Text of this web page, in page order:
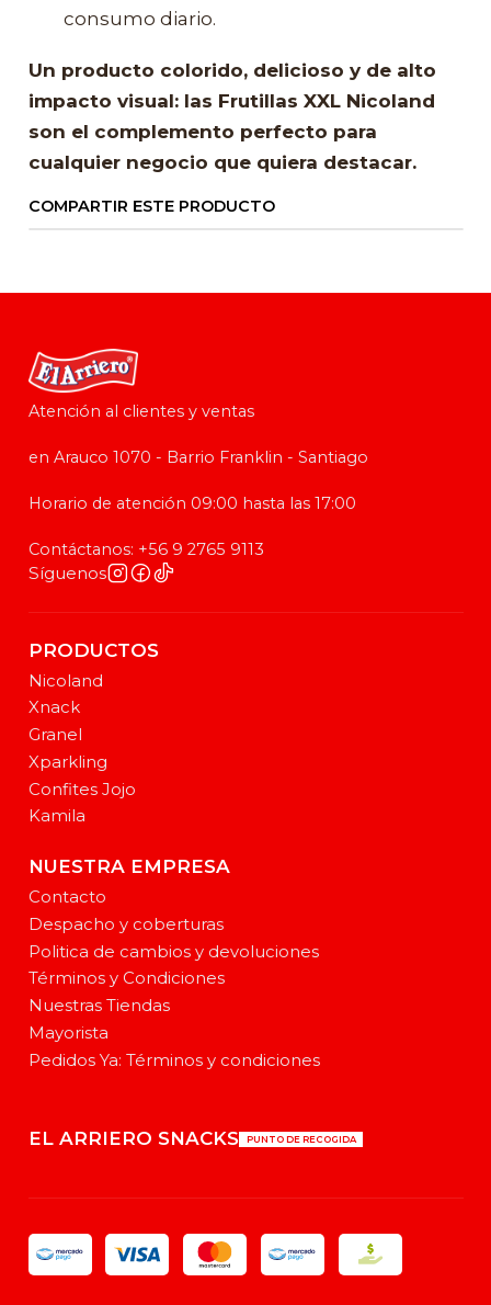
consumo diario.
Un producto colorido, delicioso y de alto
impacto visual: las Frutillas XXL Nicoland
son el complemento perfecto para
cualquier negocio que quiera destacar.
COMPARTIR ESTE PRODUCTO
Atención al clientes y ventas
en Arauco 1070 - Barrio Franklin - Santiago
Horario de atención 09:00 hasta las 17:00
Contáctanos: +56 9 2765 9113
Síguenos
PRODUCTOS
Nicoland
Xnack
Granel
Xparkling
Confites Jojo
Kamila
NUESTRA EMPRESA
Contacto
Despacho y coberturas
Politica de cambios y devoluciones
Términos y Condiciones
Nuestras Tiendas
Mayorista
Pedidos Ya: Términos y condiciones
EL ARRIERO SNACKS PUNTO DE RECOGIDA